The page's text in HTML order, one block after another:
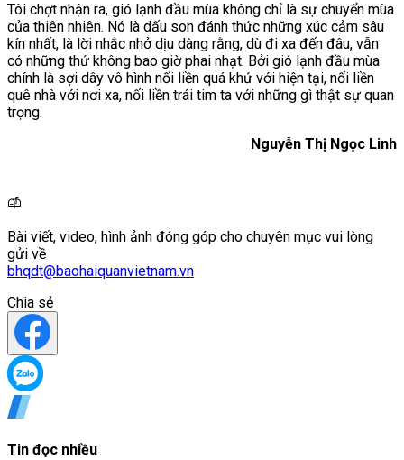
Tôi chợt nhận ra, gió lạnh đầu mùa không chỉ là sự chuyển mùa
của thiên nhiên. Nó là dấu son đánh thức những xúc cảm sâu
kín nhất, là lời nhắc nhở dịu dàng rằng, dù đi xa đến đâu, vẫn
có những thứ không bao giờ phai nhạt. Bởi gió lạnh đầu mùa
chính là sợi dây vô hình nối liền quá khứ với hiện tại, nối liền
quê nhà với nơi xa, nối liền trái tim ta với những gì thật sự quan
trọng.
Nguyễn Thị Ngọc Linh
Bài viết, video, hình ảnh đóng góp cho chuyên mục vui lòng
gửi về
bhqdt@baohaiquanvietnam.vn
Chia sẻ
Tin đọc nhiều